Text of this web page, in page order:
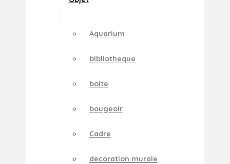
Aquarium
bibliotheque
boite
bougeoir
Cadre
decoration murale